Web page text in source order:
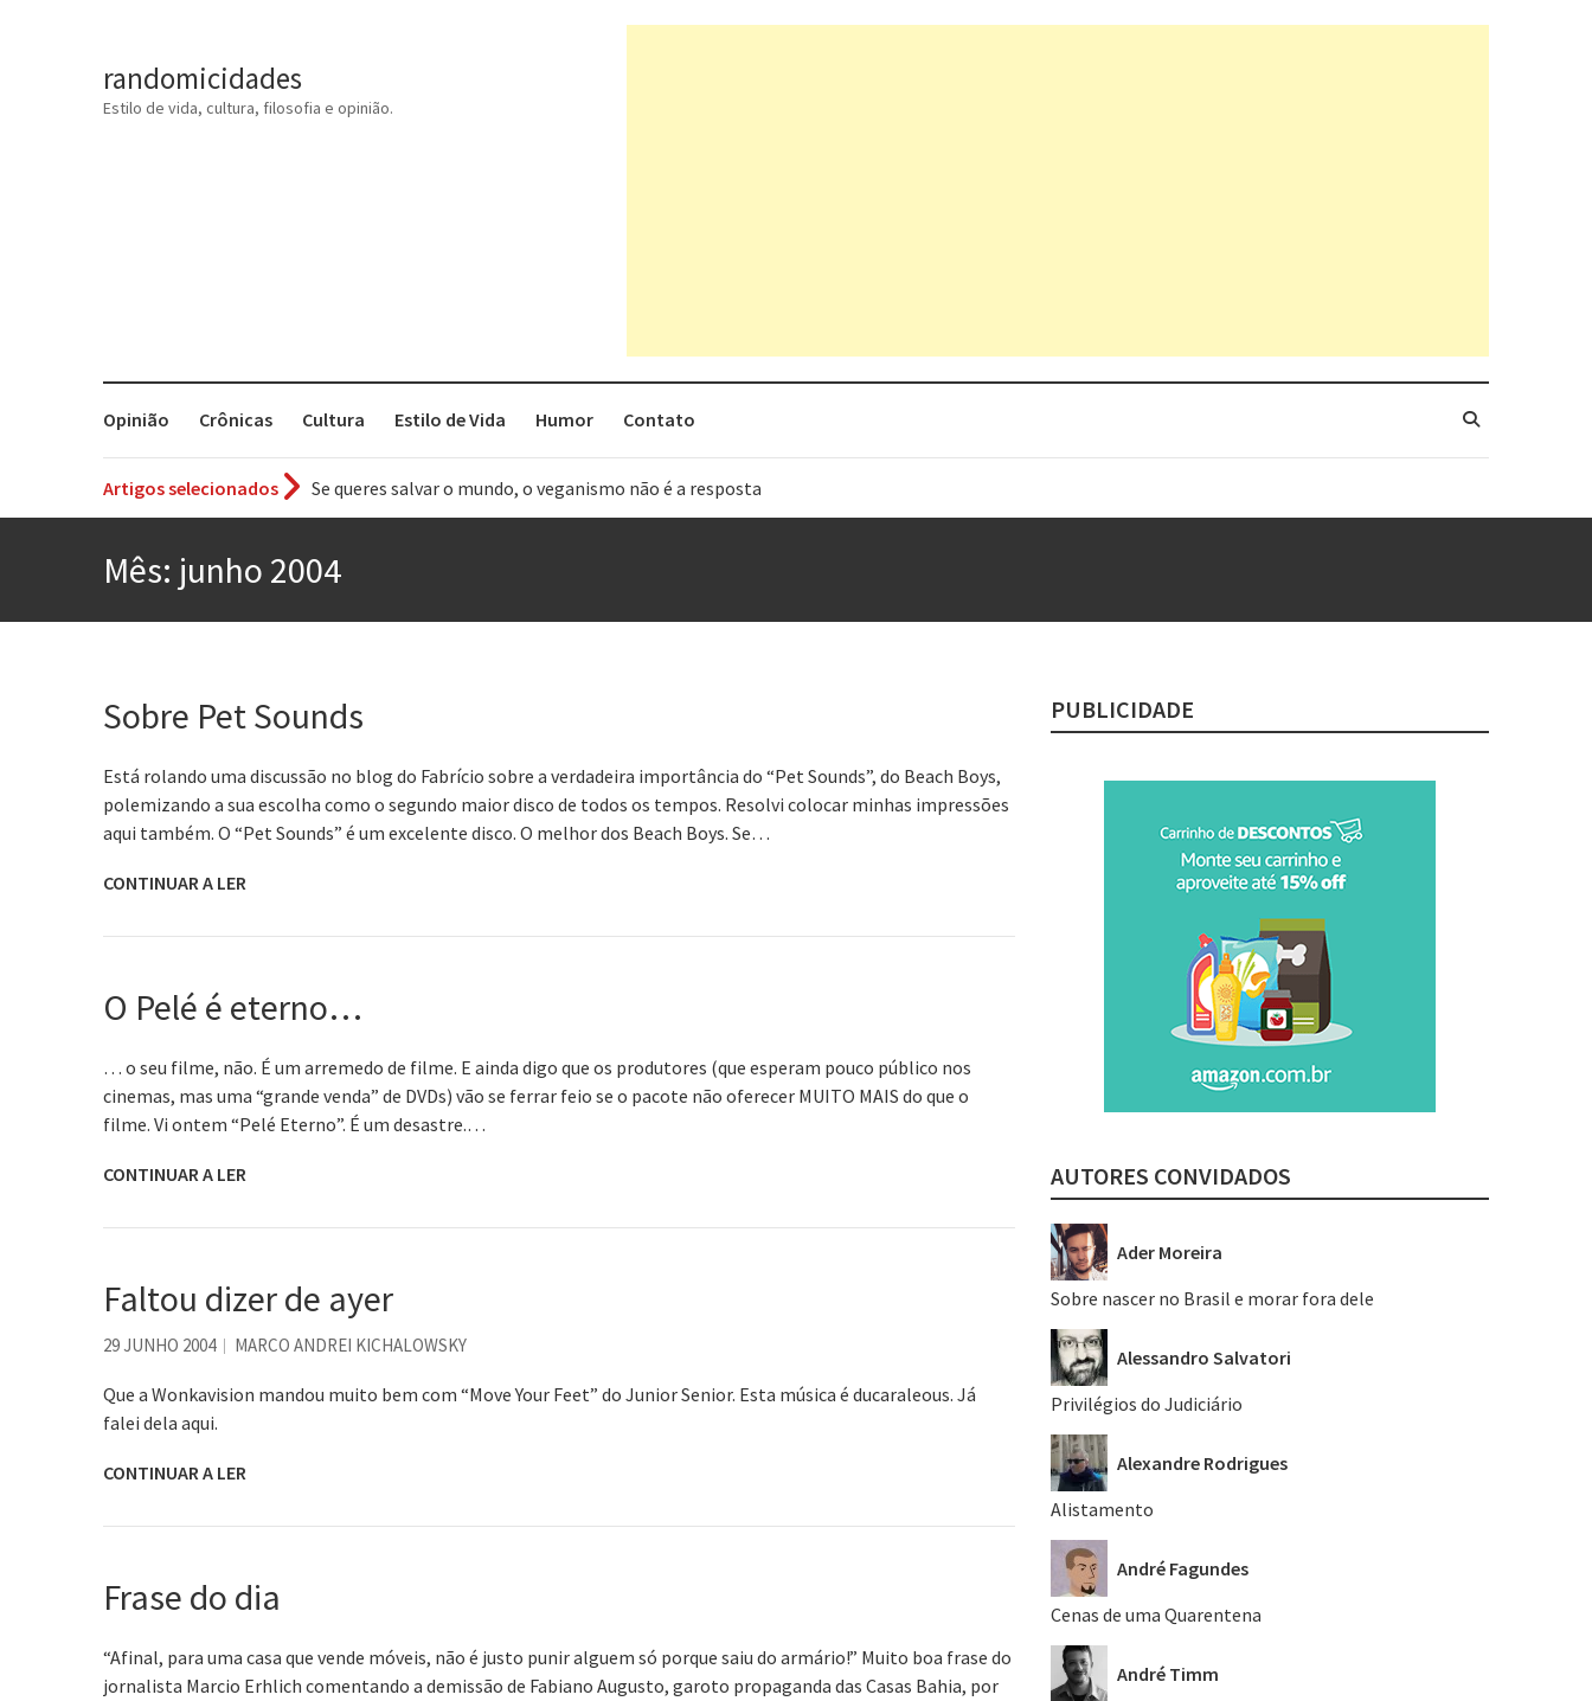
randomicidades
Estilo de vida, cultura, filosofia e opinião.
Opinião Crônicas Cultura Estilo de Vida Humor Contato
Artigos selecionados
Tem que filmar isso daí
Aprender a fracassar é o segredo do sucesso
Contardo Calligaris prega o “direito à tristeza”
Os causos de Jorge Luis Borges
Mês: junho 2004
Sobre Pet Sounds
Está rolando uma discussão no blog do Fabrício sobre a verdadeira importância do “Pet Sounds”, do Beach Boys,
polemizando a sua escolha como o segundo maior disco de todos os tempos. Resolvi colocar minhas impressões
aqui também. O “Pet Sounds” é um excelente disco. O melhor dos Beach Boys. Se…
CONTINUAR A LER
O Pelé é eterno…
… o seu filme, não. É um arremedo de filme. E ainda digo que os produtores (que esperam pouco público nos
cinemas, mas uma “grande venda” de DVDs) vão se ferrar feio se o pacote não oferecer MUITO MAIS do que o
filme. Vi ontem “Pelé Eterno”. É um desastre.…
CONTINUAR A LER
Faltou dizer de ayer
29 JUNHO 2004 MARCO ANDREI KICHALOWSKY
Que a Wonkavision mandou muito bem com “Move Your Feet” do Junior Senior. Esta música é ducaraleous. Já
falei dela aqui.
CONTINUAR A LER
Frase do dia
“Afinal, para uma casa que vende móveis, não é justo punir alguem só porque saiu do armário!” Muito boa frase do
jornalista Marcio Erhlich comentando a demissão de Fabiano Augusto, garoto propaganda das Casas Bahia, por
PUBLICIDADE
AUTORES CONVIDADOS
Ader Moreira
Sobre nascer no Brasil e morar fora dele
Alessandro Salvatori
Privilégios do Judiciário
Alexandre Rodrigues
Alistamento
André Fagundes
Cenas de uma Quarentena
André Timm